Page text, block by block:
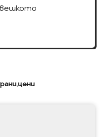
цени